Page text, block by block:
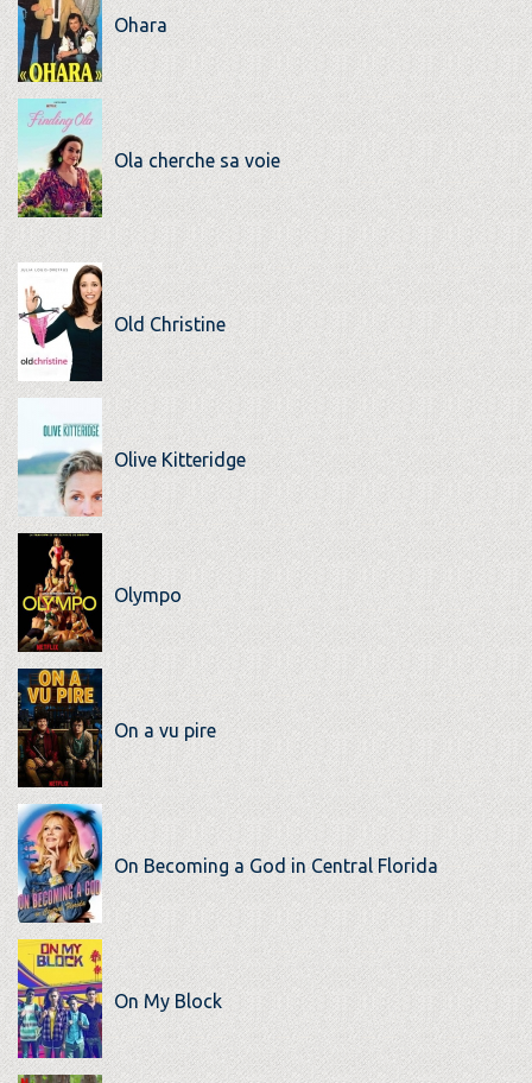
Ohara
Ola cherche sa voie
Old Christine
Olive Kitteridge
Olympo
On a vu pire
On Becoming a God in Central Florida
On My Block